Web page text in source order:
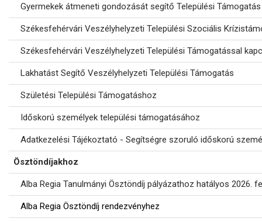
Gyermekek átmeneti gondozását segítő Települési
Székesfehérvári Veszélyhelyzeti Települési Szociális
Székesfehérvári Veszélyhelyzeti Települési Támogatással
Lakhatást Segítő Veszélyhelyzeti Települési Támogatás
Születési Települési Támogatáshoz
Időskorú személyek települési támogatásához
Adatkezelési Tájékoztató - Segítségre szoruló időskorú
Ösztöndíjakhoz
Alba Regia Tanulmányi Ösztöndíj pályázathoz hatályos 2026.
Alba Regia Ösztöndíj rendezvényhez